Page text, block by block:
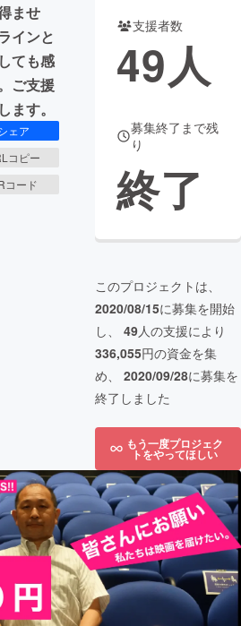
ませ
インと
ても感
ご支援
ます。
ェア
コピー
コード
支援者数
49人
募集終了まで残
り
終了
このプロジェクトは、
2020/08/15に募集を開始
し、 49人の支援により
336,055円の資金を集
め、 2020/09/28に募集を
終了しました
もう一度プロジェク
トをやってほしい